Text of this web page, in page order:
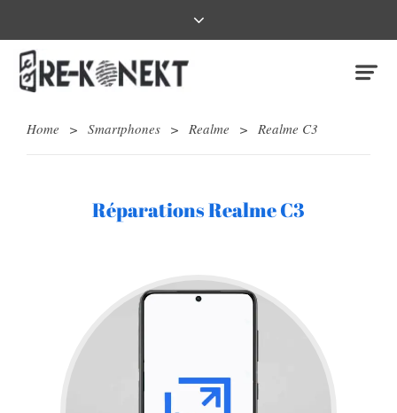
Home > Smartphones > Realme > Realme C3
Réparations Realme C3